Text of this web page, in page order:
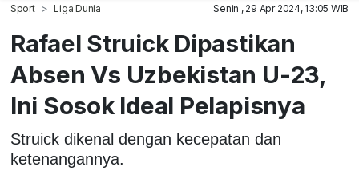
Sport Liga Dunia Senin , 29 Apr 2024, 13:05 WIB
Rafael Struick Dipastikan
Absen Vs Uzbekistan U-23,
Ini Sosok Ideal Pelapisnya
Struick dikenal dengan kecepatan dan
ketenangannya.